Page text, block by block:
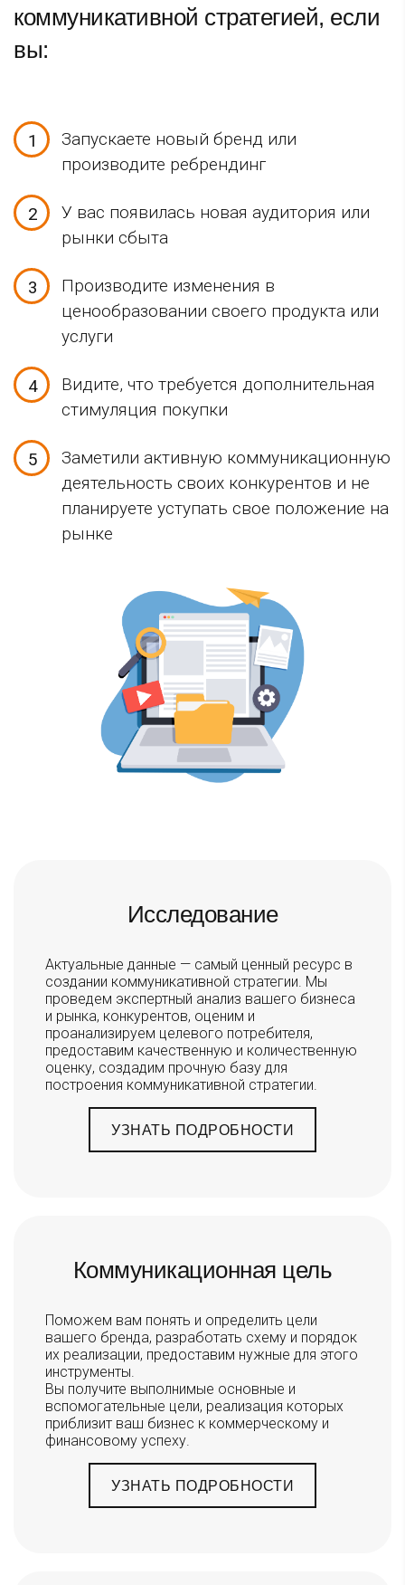
коммуникативной стратегией, если
вы:
Запускаете новый бренд или
производите ребрендинг
У вас появилась новая аудитория или
рынки сбыта
Производите изменения в
ценообразовании своего продукта или
услуги
Видите, что требуется дополнительная
стимуляция покупки
Заметили активную коммуникационную
деятельность своих конкурентов и не
планируете уступать свое положение на
рынке
Исследование
Актуальные данные — самый ценный ресурс в
создании коммуникативной стратегии. Мы
проведем экспертный анализ вашего бизнеса
и рынка, конкурентов, оценим и
проанализируем целевого потребителя,
предоставим качественную и количественную
оценку, создадим прочную базу для
построения коммуникативной стратегии.
УЗНАТЬ ПОДРОБНОСТИ
Коммуникационная цель
Поможем вам понять и определить цели
вашего бренда, разработать схему и порядок
их реализации, предоставим нужные для этого
инструменты.
Вы получите выполнимые основные и
вспомогательные цели, реализация которых
приблизит ваш бизнес к коммерческому и
финансовому успеху.
УЗНАТЬ ПОДРОБНОСТИ